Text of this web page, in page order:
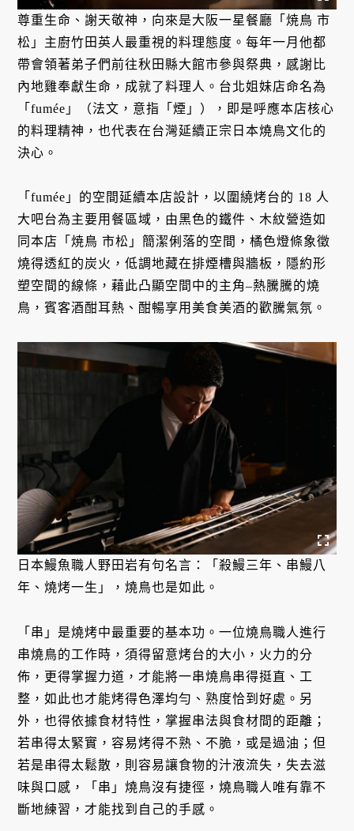
尊重生命、謝天敬神，向來是大阪一星餐廳「焼鳥 市
松」主廚竹田英人最重視的料理態度。每年一月他都
帶會領著弟子們前往秋田縣大館市參與祭典，感謝比
內地雞奉獻生命，成就了料理人。台北姐妹店命名為
「fumée」（法文，意指「煙」），即是呼應本店核心
的料理精神，也代表在台灣延續正宗日本燒鳥文化的
決心。
「fumée」的空間延續本店設計，以圍繞烤台的 18 人
大吧台為主要用餐區域，由黑色的鐵件、木紋營造如
同本店「焼鳥 市松」簡潔俐落的空間，橘色燈條象徵
燒得透紅的炭火，低調地藏在排煙槽與牆板，隱約形
塑空間的線條，藉此凸顯空間中的主角–熱騰騰的燒
鳥，賓客酒酣耳熱、酣暢享用美食美酒的歡騰氣氛。
日本鰻魚職人野田岩有句名言：「殺鰻三年、串鰻八
年、燒烤一生」，燒鳥也是如此。
「串」是燒烤中最重要的基本功。一位燒鳥職人進行
串燒鳥的工作時，須得留意烤台的大小，火力的分
佈，更得掌握力道，才能將一串燒鳥串得挺直、工
整，如此也才能烤得色澤均勻、熟度恰到好處。另
外，也得依據食材特性，掌握串法與食材間的距離；
若串得太緊實，容易烤得不熟、不脆，或是過油；但
若是串得太鬆散，則容易讓食物的汁液流失，失去滋
味與口感，「串」燒鳥沒有捷徑，燒鳥職人唯有靠不
斷地練習，才能找到自己的手感。